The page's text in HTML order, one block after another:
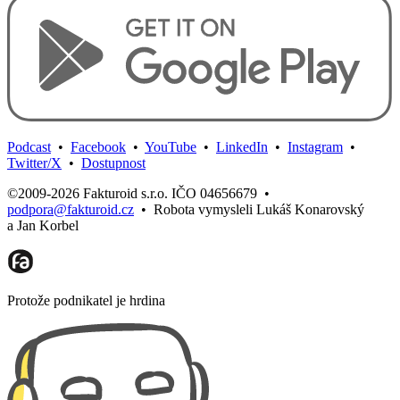
Podcast • Facebook • YouTube • LinkedIn • Instagram •
Twitter/X • Dostupnost
©2009-2026 Fakturoid s.r.o. IČO 04656679 •
podpora@fakturoid.cz • Robota vymysleli Lukáš Konarovský
a Jan Korbel
Protože podnikatel je hrdina